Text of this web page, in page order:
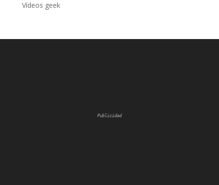
Vídeos geek
Publicidad